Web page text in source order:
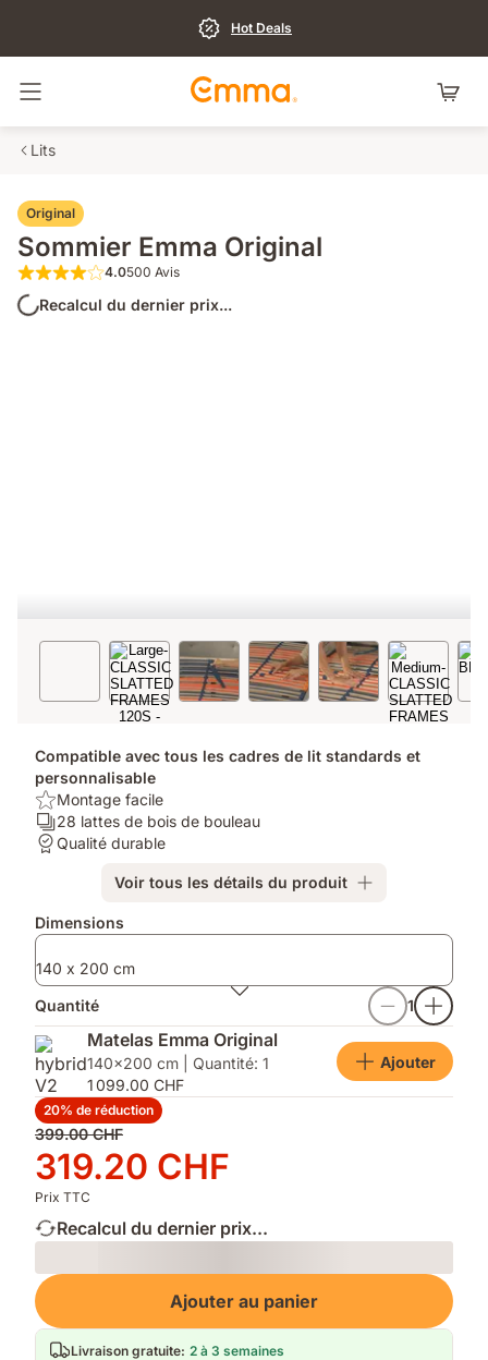
Hot Deals
Basculer la navigation
Lits
Original
Sommier Emma Original
4.0 sur 5 étoiles 500 Avis
4.0500 Avis
Recalcul du dernier prix...
Compatible avec tous les cadres de lit standards et
personnalisable
USP/Benefit:
Montage
facile
Montage facile
Ergonomie/Zones:
28
de
28 lattes de bois de bouleau
Garantie:
Qualité durable
Voir tous les détails du produit
Produits
Dimensions
140 x 200 cm
Quantité
1
Matelas Emma Original
140x200 cm | Quantité: 1
1 099.00 CHF
Ajouter
20% de réduction
Prix
d'origine
399.00 CHF
399.00 CHF
Prix
319.20 CHF
319.20 CHF
Prix TTC
Recalcul du dernier prix...
Loading
Ajouter au panier
Livraison gratuite: 2 à 3 semaines